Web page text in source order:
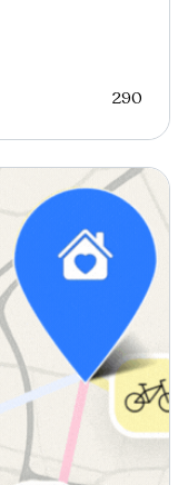
290